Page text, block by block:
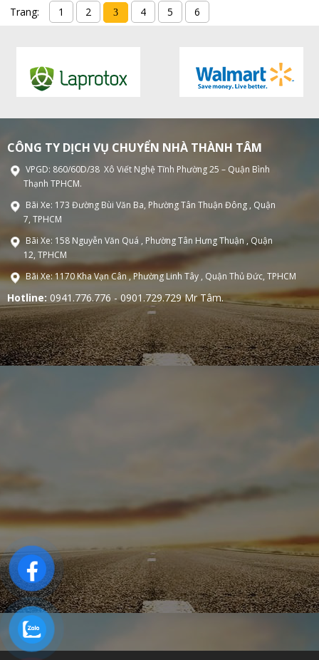
Trang: 1 2 3 4 5 6
CÔNG TY DỊCH VỤ CHUYỂN NHÀ THÀNH TÂM
VPGD: 860/60D/38 Xô Viết Nghệ Tĩnh Phường 25 – Quận Bình
Thạnh TPHCM.
Bãi Xe: 173 Đường Bùi Văn Ba, Phường Tân Thuận Đông , Quận
7, TPHCM
Bãi Xe: 158 Nguyễn Văn Quá , Phường Tân Hưng Thuận , Quận
12, TPHCM
Bãi Xe: 1170 Kha Vạn Cân , Phường Linh Tây , Quận Thủ Đức, TPHCM
Hotline: 0941.776.776 - 0901.729.729 Mr Tâm.